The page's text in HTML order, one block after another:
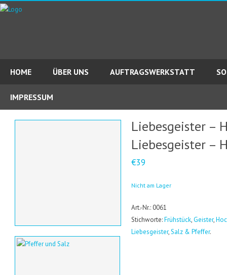
HOME ÜBER UNS AUFTRAGSWERKSTATT
IMPRESSUM
Liebesgeister –
Liebesgeister –
€39
Nicht am Lager
Art.-Nr.: 0061
Stichworte:Frühstück,Geister,
Liebesgeister,Salz & Pfeffer.